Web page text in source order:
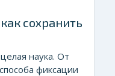
сохранить
наука. От
фиксации